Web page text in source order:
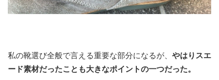
私の靴選び全般で言える重要な部分になるが、 やはりスエ
ード素材だったことも大きなポイントの一つだった。